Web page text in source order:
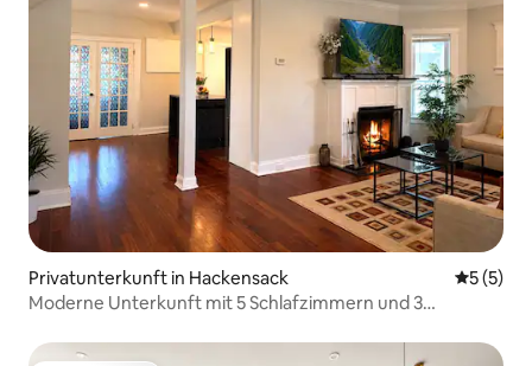
Privatunterkunft in Hackensack
5 (5)
Moderne Unterkunft mit 5 Schlafzimmern und 3